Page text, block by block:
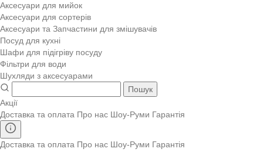
Аксесуари для мийок
Аксесуари для сортерів
Аксесуари та Запчастини для змішувачів
Посуд для кухні
Шафи для підігріву посуду
Фільтри для води
Шухляди з аксесуарами
Пошук
Акції
Доставка та оплата Про нас Шоу-Руми Гарантія
Доставка та оплата Про нас Шоу-Руми Гарантія